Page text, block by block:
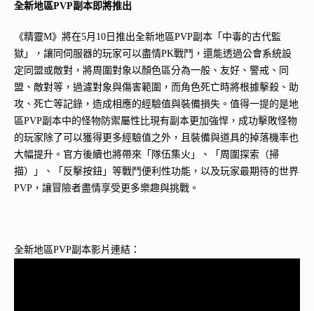
全新地區PVP副本即將推出
《精靈M》將在5月10日推出全新地區PVP副本「中毒的古代監
獄」，讓同伺服器的玩家可以盡情PK戰鬥，還能透過公會系統設
定同盟或敵對，將周圍對象以顏色區分為一般、友好、警戒、同
盟、敵對等，過濾對象與傷害範圍，而角色死亡時將根據擊殺、助
攻、死亡等記錄，造成相應的經驗值與裝備損失。值得一提的是地
區PVP副本中的怪物防禦屬性比現有副本更加強悍，成功擊敗怪物
的玩家除了可以獲得更多經驗值之外，且裝備與道具的掉落機率也
大幅提升。官方後續也將帶來「隊伍集火」、「周圍探索（掃
描）」、「反擊按鈕」等戰鬥便利性功能，以及玩家最期待的世界
PVP，讓冒險者盡情享受更多樂趣與挑戰。
全新地區PVP副本影片連結：